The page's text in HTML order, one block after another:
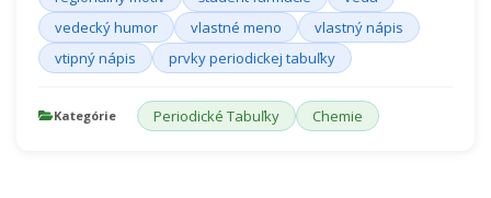
vedecký humor
vlastné meno
vlastný nápis
vtipný nápis
prvky periodickej tabuľky
Kategórie Periodické Tabuľky Chemie